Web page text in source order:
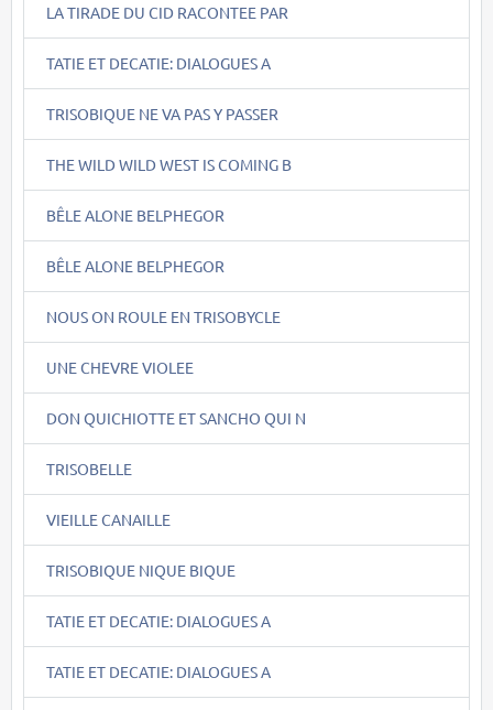
LA TIRADE DU CID RACONTEE PAR
TATIE ET DECATIE: DIALOGUES A
TRISOBIQUE NE VA PAS Y PASSER
THE WILD WILD WEST IS COMING B
BÊLE ALONE BELPHEGOR
BÊLE ALONE BELPHEGOR
NOUS ON ROULE EN TRISOBYCLE
UNE CHEVRE VIOLEE
DON QUICHIOTTE ET SANCHO QUI N
TRISOBELLE
VIEILLE CANAILLE
TRISOBIQUE NIQUE BIQUE
TATIE ET DECATIE: DIALOGUES A
TATIE ET DECATIE: DIALOGUES A